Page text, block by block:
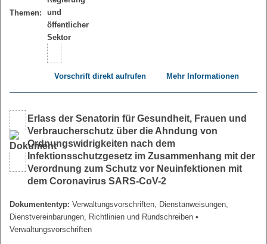
Themen:
Vorschrift direkt aufrufen Mehr Informationen
Erlass der Senatorin für Gesundheit, Frauen und
Verbraucherschutz über die Ahndung von
Ordnungswidrigkeiten nach dem
Infektionsschutzgesetz im Zusammenhang mit der
Verordnung zum Schutz vor Neuinfektionen mit
dem Coronavirus SARS-CoV-2
Dokumententyp: Verwaltungsvorschriften, Dienstanweisungen,
Dienstvereinbarungen, Richtlinien und Rundschreiben •
Verwaltungsvorschriften